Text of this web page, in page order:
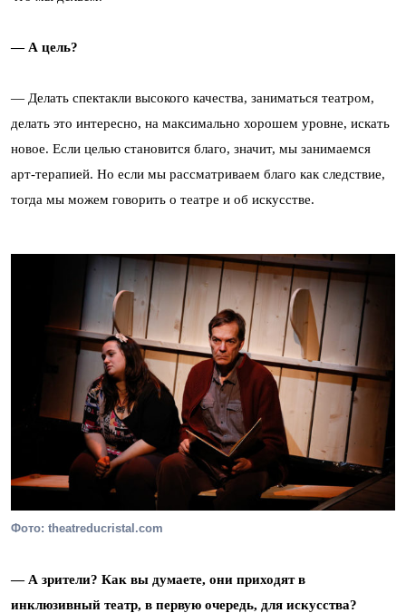
— А цель?
— Делать спектакли высокого качества, заниматься театром,
делать это интересно, на максимально хорошем уровне, искать
новое. Если целью становится благо, значит, мы занимаемся
арт-терапией. Но если мы рассматриваем благо как следствие,
тогда мы можем говорить о театре и об искусстве.
Фото: theatreducristal.com
— А зрители? Как вы думаете, они приходят в
инклюзивный театр, в первую очередь, для искусства?